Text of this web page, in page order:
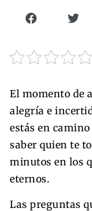
El momento de
alegría e
estás en
saber quien te
minutos en los
eternos.
Las preguntas